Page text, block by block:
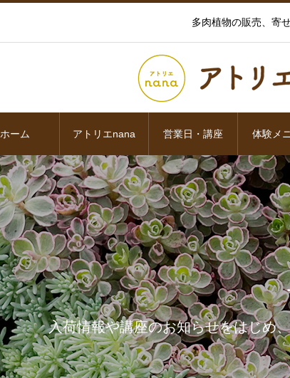
多肉植物の販売、寄
ホーム アトリエnana 営業日・講座 体験メ
入荷情報や講座のお知らせをはじめ